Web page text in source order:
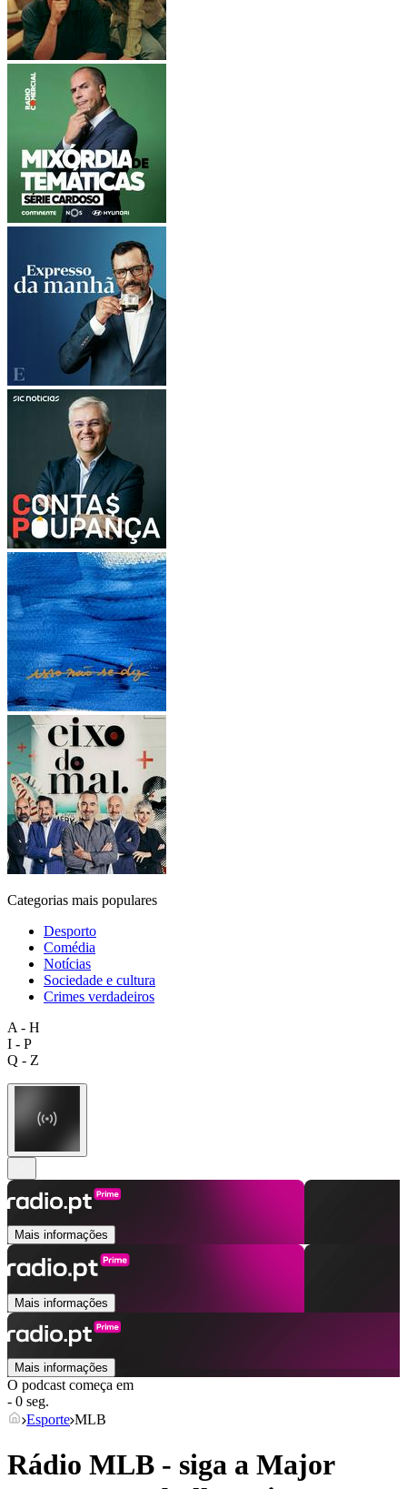
Categorias mais populares
Desporto
Comédia
Notícias
Sociedade e cultura
Crimes verdadeiros
A - H
I - P
Q - Z
Mais informações
Mais informações
Mais informações
O podcast começa em
- 0 seg.
Esporte MLB
Rádio MLB - siga a Major